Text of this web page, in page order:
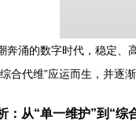
奔涌的数字时代，稳定、
合代维”应运而生，并逐
：从“单一维护”到“综